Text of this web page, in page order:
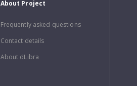
About Project
Frequently asked questions
Contact details
About dLibra